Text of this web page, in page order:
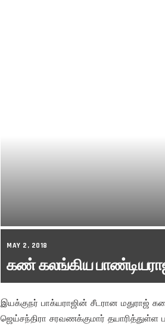
MAY 2, 2018
கண் கலங்கிய
இயக்குநர் பாக்யராஜின் சீடரான மதுராஜ்
ஜெய்சந்திரா சரவணக்குமார் தயாரித்துள்ள